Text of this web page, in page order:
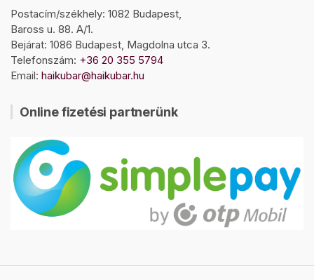
Postacím/székhely: 1082 Budapest,
Baross u. 88. A/1.
Bejárat: 1086 Budapest, Magdolna utca 3.
Telefonszám: +36 20 355 5794
Email: haikubar@haikubar.hu
Online fizetési partnerünk